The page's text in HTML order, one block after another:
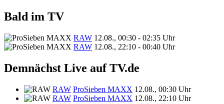
Bald im TV
RAW 12.08., 00:30 - 02:35 Uhr
RAW 12.08., 22:10 - 00:40 Uhr
Demnächst Live auf TV.de
RAW ProSieben MAXX 12.08., 00:30 Uhr
RAW ProSieben MAXX 12.08., 22:10 Uhr